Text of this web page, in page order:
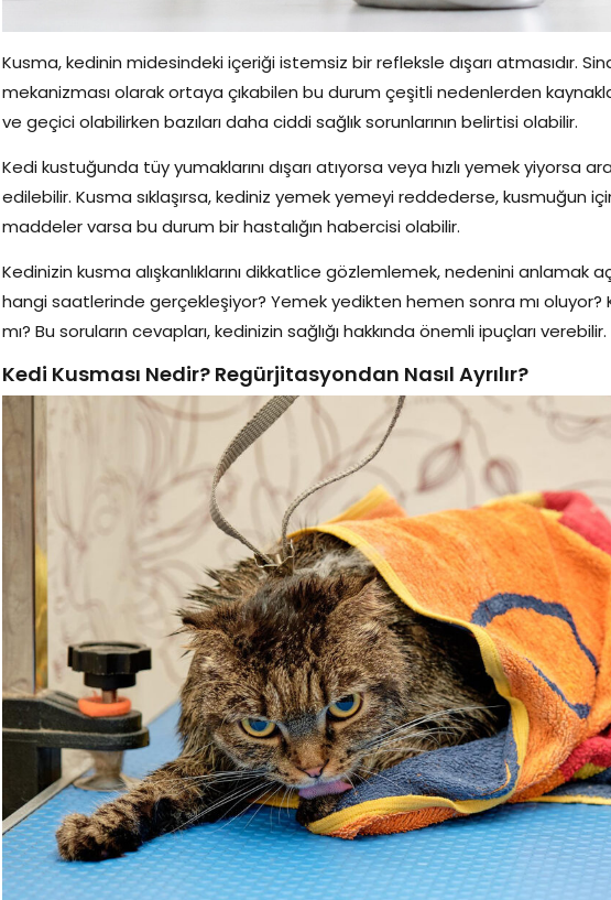
Kusma, kedinin midesindeki içeriği istemsiz bir refleksle dışarı atmasıdır.
mekanizması olarak ortaya çıkabilen bu durum çeşitli nedenlerden
ve geçici olabilirken bazıları daha ciddi sağlık sorunlarının belirtisi olabilir.
Kedi kustuğunda tüy yumaklarını dışarı atıyorsa veya hızlı yemek yiyorsa
edilebilir. Kusma sıklaşırsa, kediniz yemek yemeyi reddederse, kusmuğun
maddeler varsa bu durum bir hastalığın habercisi olabilir.
Kedinizin kusma alışkanlıklarını dikkatlice gözlemlemek, nedenini anlamak
hangi saatlerinde gerçekleşiyor? Yemek yedikten hemen sonra mı oluyor?
mı? Bu soruların cevapları, kedinizin sağlığı hakkında önemli ipuçları verebilir.
Kedi Kusması Nedir? Regürjitasyondan Nasıl Ayrılır?